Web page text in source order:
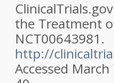
the Treatment
NCT00643981.
http://
Accessed